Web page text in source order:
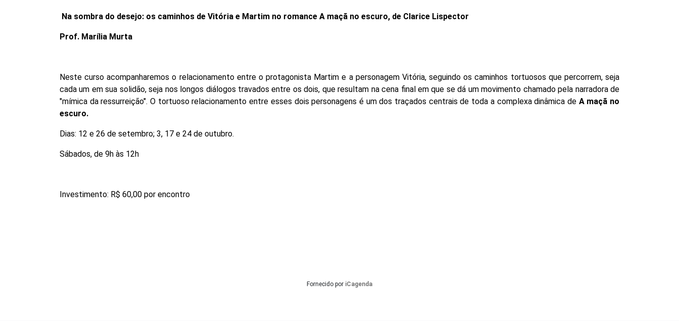
Na sombra do desejo: os caminhos de Vitória e Martim no romance A maçã no escuro, de Clarice Lispector
Prof. Marília Murta
Neste curso acompanharemos o relacionamento entre o protagonista Martim e a personagem Vitória, seguindo os caminhos tortuosos que percorrem, seja
cada um em sua solidão, seja nos longos diálogos travados entre os dois, que resultam na cena final em que se dá um movimento chamado pela narradora de
"mímica da ressurreição". O tortuoso relacionamento entre esses dois personagens é um dos traçados centrais de toda a complexa dinâmica de A maçã no
escuro.
Dias: 12 e 26 de setembro; 3, 17 e 24 de outubro.
Sábados, de 9h às 12h
Investimento: R$ 60,00 por encontro
Fornecido por iCagenda